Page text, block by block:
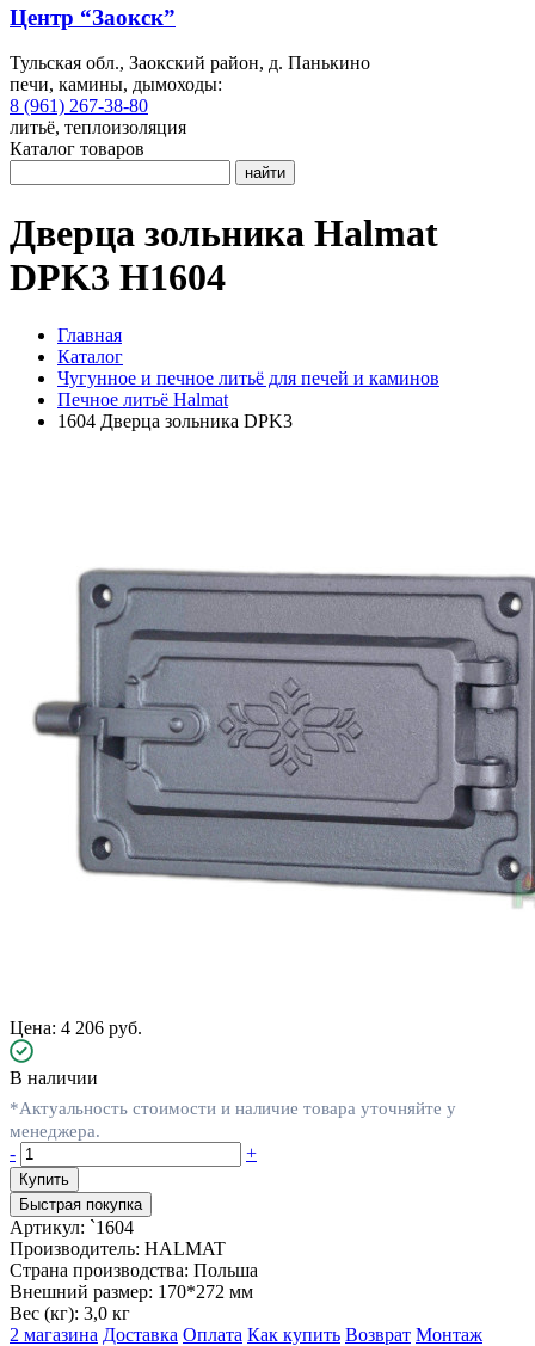
Центр “Заокск”
Тульская обл., Заокский район, д. Панькино
печи, камины, дымоходы:
8 (961) 267-38-80
литьё, теплоизоляция
Каталог товаров
найти
Дверца зольника Halmat
DPK3 H1604
Главная
Каталог
Чугунное и печное литьё для печей и каминов
Печное литьё Halmat
1604 Дверца зольника DPK3
Цена: 4 206 руб.
В наличии
*Актуальность стоимости и наличие товара уточняйте у
менеджера.
-
+
Быстрая покупка
Артикул: `1604
Производитель: HALMAT
Страна производства: Польша
Внешний размер: 170*272 мм
Вес (кг): 3,0 кг
2 магазина Доставка Оплата Как купить Возврат Монтаж